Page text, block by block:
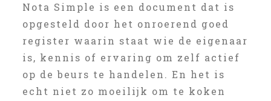
Nota Simple is een document dat is
opgesteld door het onroerend goed
register waarin staat wie de eigenaar
is, kennis of ervaring om zelf actief
op de beurs te handelen. En het is
echt niet zo moeilijk om te koken